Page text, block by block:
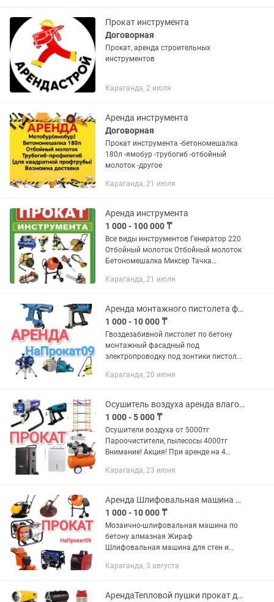
Прокат инструмента
Договорная
Прокат, аренда строительных
инструментов
Караганда, 2 июля
Аренда инструмента
Договорная
Прокат инструмента -бетономешалка
180л -ямобур -трубогиб -отбойный
молоток -другое
Караганда, 21 июля
Аренда инструмента
1 000 - 100 000 ₸
Все виды инструментов Генератор 220
Отбойный молоток Отбойный молоток
Бетономешалка Миксер Тачка
Караганда, 21 июля
Аренда монтажного пистолета фасадный пистолет под зонты прокат углорез
1 000 - 10 000 ₸
Гвоздезабивной пистолет по бетону
монтажный фасадный под
электропроводку под зонтики пистолет
дня+1 день бесплатно! АРЕНДА
ОБОРУДОВАНИЯ в...
Караганда, 20 июня
Осушитель воздуха аренда влагопоглотитель прокат пароочиститель пылесос
1 000 - 5 000 ₸
Осушители воздуха от 5000тг
Пароочистители, пылесосы 4000тг
Внимание! Акция! При аренде на 4
ПРОКАТ ИНСТРУМЕНТОВ И
Алмазное бурение...
Караганда, 23 июня
Аренда Шлифовальная машина для бетонных полов мозаично шлифовальная прокат
1 000 - 10 000 ₸
Мозаично-шлифовальная машина по
бетону алмазная Жираф
Шлифовальная машина для стен и
шлифовальная машина
Акция! При аренде на 4 дня+1 день...
Караганда, 3 августа
АрендаТепловой пушки прокат дизельная газовая калорифер обогреватель прокат